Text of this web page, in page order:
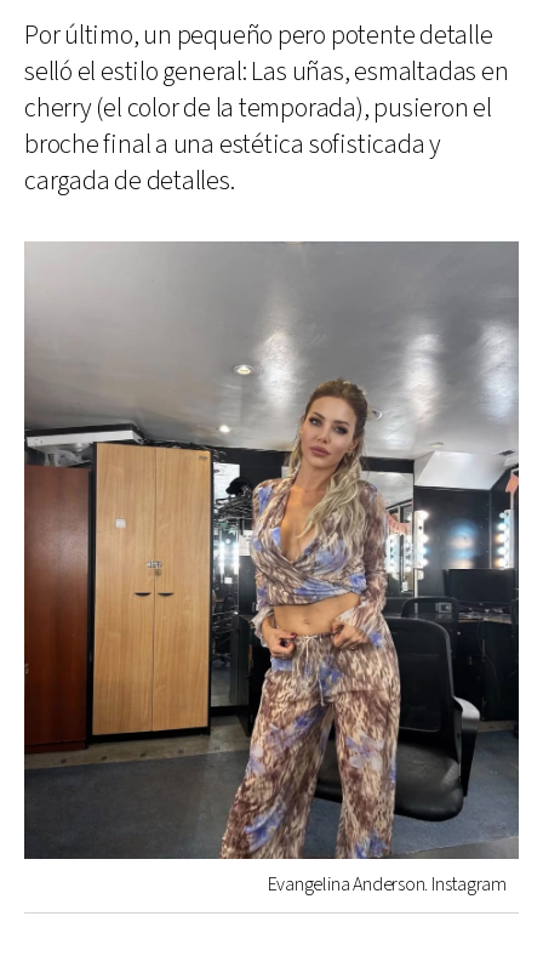
Por último, un pequeño pero potente detalle
selló el estilo general: Las uñas, esmaltadas en
cherry (el color de la temporada), pusieron el
broche final a una estética sofisticada y
cargada de detalles.
Evangelina Anderson. Instagram